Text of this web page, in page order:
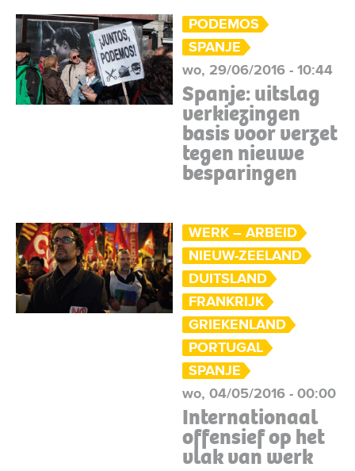
PODEMOS
SPANJE
wo, 29/06/2016 - 10:44
Spanje: uitslag
verkiezingen
basis voor verzet
tegen nieuwe
besparingen
WERK – ARBEID
NIEUW-ZEELAND
DUITSLAND
FRANKRIJK
GRIEKENLAND
PORTUGAL
SPANJE
wo, 04/05/2016 - 00:00
Internationaal
offensief op het
vlak van werk